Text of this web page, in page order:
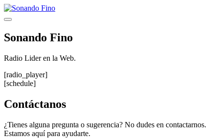
Saltar
al
Menú
Sonando Fino
Radio Lider en la Web.
[radio_player]
[schedule]
Contáctanos
¿Tienes alguna pregunta o sugerencia? No dudes en contactarnos.
Estamos aquí para ayudarte.